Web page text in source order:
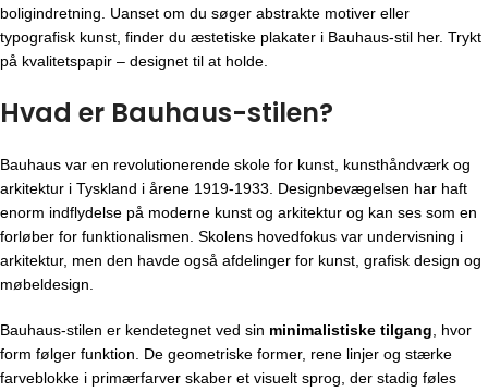
boligindretning. Uanset om du søger abstrakte motiver eller
typografisk kunst, finder du æstetiske plakater i Bauhaus-stil her. Trykt
på kvalitetspapir – designet til at holde.
Hvad er Bauhaus-stilen?
Bauhaus var en revolutionerende skole for kunst, kunsthåndværk og
arkitektur i Tyskland i årene 1919-1933. Designbevægelsen har haft
enorm indflydelse på moderne kunst og arkitektur og kan ses som en
forløber for funktionalismen. Skolens hovedfokus var undervisning i
arkitektur, men den havde også afdelinger for kunst, grafisk design og
møbeldesign.
Bauhaus-stilen er kendetegnet ved sin minimalistiske tilgang , hvor
form følger funktion. De geometriske former, rene linjer og stærke
farveblokke i primærfarver skaber et visuelt sprog, der stadig føles